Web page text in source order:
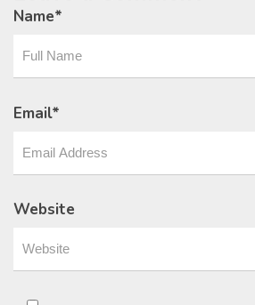
Name*
Email*
Website